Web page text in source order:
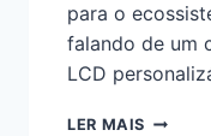
para o
falando de um
LCD
LER MAIS